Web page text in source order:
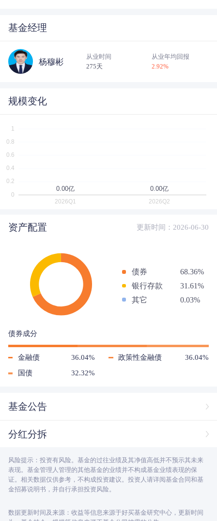
基金经理
杨穆彬
从业时间
275天
从业年均回报
2.92%
规模变化
资产配置 更新时间：2026-06-30
债券
68.36%
银行存款
31.61%
其它
0.03%
债券成分
金融债 36.04% 政策性金融债 36.04%
国债 32.32%
基金公告
分红分拆
风险提示：投资有风险。基金的过往业绩及其净值高低并不预示其未来
表现。基金管理人管理的其他基金的业绩并不构成基金业绩表现的保
证。相关数据仅供参考，不构成投资建议。投资人请详阅基金合同和基
金招募说明书，并自行承担投资风险。
数据更新时间及来源：收益等信息来源于好买基金研究中心，更新时间